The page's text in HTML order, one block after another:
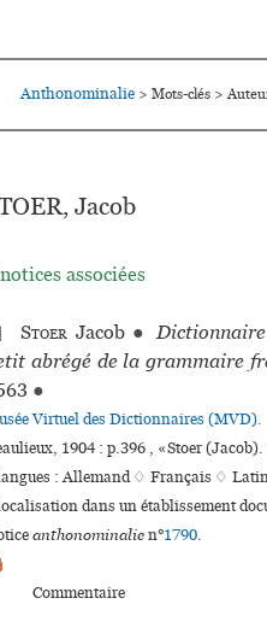
Anthonominalie > Mots-clés >
Jacob
associées
Stoer Jacob ●
abrégé de la grammaire
●
Virtuel des Dictionnaires (MVD).
1904 : p.396 , «Stoer
:Allemand ♢ Français ♢
dans un établissement
anthonominalien°1790.
Commentaire